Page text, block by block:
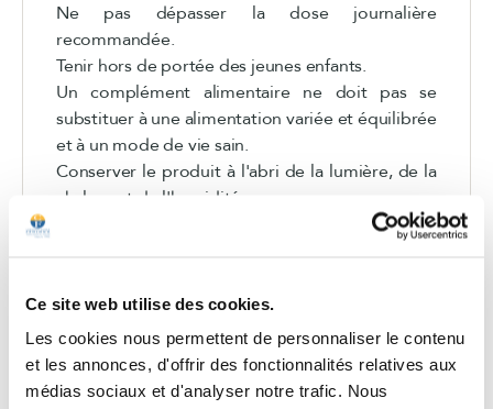
Ce site web utilise des cookies.
Les cookies nous permettent de personnaliser le contenu
et les annonces, d'offrir des fonctionnalités relatives aux
médias sociaux et d'analyser notre trafic. Nous
Ne pas dépasser la dose journalière
recommandée.
Tenir hors de portée des jeunes enfants.
Un complément alimentaire ne doit pas se
substituer à une alimentation variée et équilibrée
et à un mode de vie sain.
Conserver le produit à l'abri de la lumière, de la
chaleur et de l'humidité.
Pour les femmes enceintes ou allaitantes,